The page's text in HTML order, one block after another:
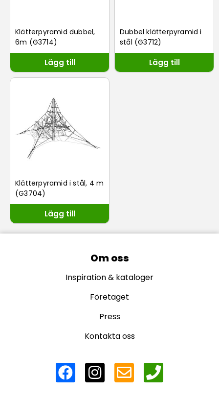
Klätterpyramid dubbel,
6m (G3714)
Lägg till
Dubbel klätterpyramid i
stål (G3712)
Lägg till
Klätterpyramid i stål, 4 m
(G3704)
Lägg till
Om oss
Inspiration & kataloger
Företaget
Press
Kontakta oss